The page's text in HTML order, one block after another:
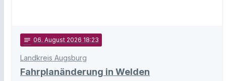
notes 06. August 2026 18:23
Landkreis Augsburg
Fahrplanänderung in Welden